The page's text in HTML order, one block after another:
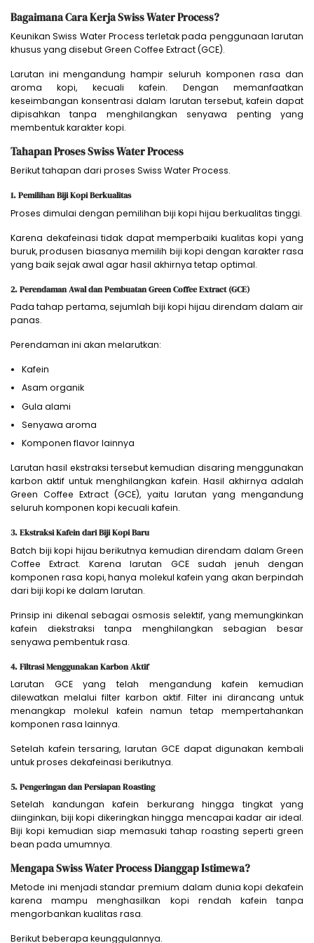
Bagaimana Cara Kerja Swiss Water Process?
Keunikan Swiss Water Process terletak pada penggunaan larutan
khusus yang disebut Green Coffee Extract (GCE).
Larutan ini mengandung hampir seluruh komponen rasa dan
aroma kopi, kecuali kafein. Dengan memanfaatkan
keseimbangan konsentrasi dalam larutan tersebut, kafein dapat
dipisahkan tanpa menghilangkan senyawa penting yang
membentuk karakter kopi.
Tahapan Proses Swiss Water Process
Berikut tahapan dari proses Swiss Water Process.
1. Pemilihan Biji Kopi Berkualitas
Proses dimulai dengan pemilihan biji kopi hijau berkualitas tinggi.
Karena dekafeinasi tidak dapat memperbaiki kualitas kopi yang
buruk, produsen biasanya memilih biji kopi dengan karakter rasa
yang baik sejak awal agar hasil akhirnya tetap optimal.
2. Perendaman Awal dan Pembuatan Green Coffee Extract (GCE)
Pada tahap pertama, sejumlah biji kopi hijau direndam dalam air
panas.
Perendaman ini akan melarutkan:
Kafein
Asam organik
Gula alami
Senyawa aroma
Komponen flavor lainnya
Larutan hasil ekstraksi tersebut kemudian disaring menggunakan
karbon aktif untuk menghilangkan kafein. Hasil akhirnya adalah
Green Coffee Extract (GCE), yaitu larutan yang mengandung
seluruh komponen kopi kecuali kafein.
3. Ekstraksi Kafein dari Biji Kopi Baru
Batch biji kopi hijau berikutnya kemudian direndam dalam Green
Coffee Extract. Karena larutan GCE sudah jenuh dengan
komponen rasa kopi, hanya molekul kafein yang akan berpindah
dari biji kopi ke dalam larutan.
Prinsip ini dikenal sebagai osmosis selektif, yang memungkinkan
kafein diekstraksi tanpa menghilangkan sebagian besar
senyawa pembentuk rasa.
4. Filtrasi Menggunakan Karbon Aktif
Larutan GCE yang telah mengandung kafein kemudian
dilewatkan melalui filter karbon aktif. Filter ini dirancang untuk
menangkap molekul kafein namun tetap mempertahankan
komponen rasa lainnya.
Setelah kafein tersaring, larutan GCE dapat digunakan kembali
untuk proses dekafeinasi berikutnya.
5. Pengeringan dan Persiapan Roasting
Setelah kandungan kafein berkurang hingga tingkat yang
diinginkan, biji kopi dikeringkan hingga mencapai kadar air ideal.
Biji kopi kemudian siap memasuki tahap roasting seperti green
bean pada umumnya.
Mengapa Swiss Water Process Dianggap Istimewa?
Metode ini menjadi standar premium dalam dunia kopi dekafein
karena mampu menghasilkan kopi rendah kafein tanpa
mengorbankan kualitas rasa.
Berikut beberapa keunggulannya.